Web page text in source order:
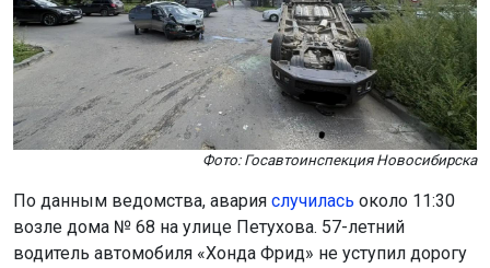
Фото: Госавтоинспекция Новосибирска
По данным ведомства, авария случилась около 11:30
возле дома № 68 на улице Петухова. 57-летний
водитель автомобиля «Хонда Фрид» не уступил дорогу